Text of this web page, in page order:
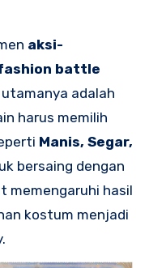
aksi-
battle
adalah
harus memilih
Manis, Segar,
bersaing dengan
memengaruhi hasil
kostum menjadi